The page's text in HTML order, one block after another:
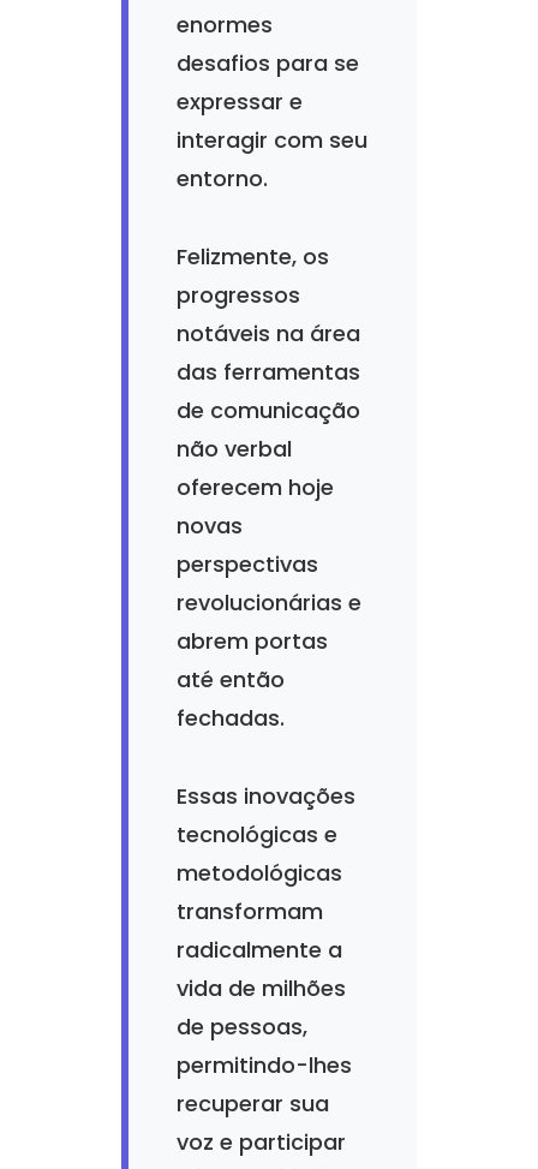
enormes
desafios para se
expressar e
interagir com seu
entorno.
Felizmente, os
progressos
notáveis na área
das ferramentas
de comunicação
não verbal
oferecem hoje
novas
perspectivas
revolucionárias e
abrem portas
até então
fechadas.
Essas inovações
tecnológicas e
metodológicas
transformam
radicalmente a
vida de milhões
de pessoas,
permitindo-lhes
recuperar sua
voz e participar